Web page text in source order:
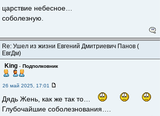
царствие небесное…
соболезную.
Re: Ушел из жизни Евгений Дмитриевич Панов (
ЕвгДм)
King - Подполковник
26 май 2025, 17:01
Дядь Жень, как же так то…
Глубочайшие соболезнования….